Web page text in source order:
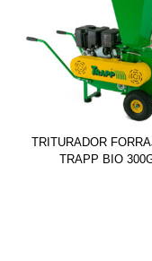
TRITURADOR
TRAPP BIO